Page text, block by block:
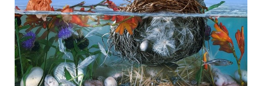
הולנד